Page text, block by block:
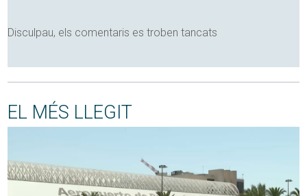
Disculpau, els comentaris es troben tancats
EL MÉS LLEGIT